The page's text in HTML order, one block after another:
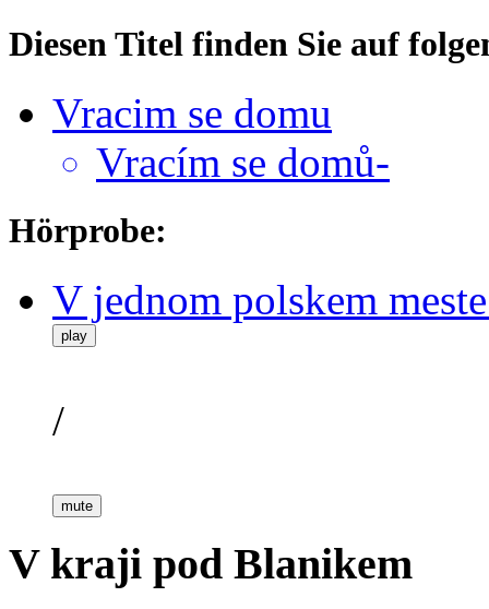
Diesen Titel finden Sie auf
Vracim se domu
Vracím se domů-
Hörprobe:
V jednom polskem
play
/
mute
V kraji pod Blanikem